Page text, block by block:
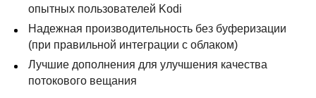
опытных пользователей Kodi
Надежная производительность без буферизации
(при правильной интеграции с облаком)
Лучшие дополнения для улучшения качества
потокового вещания